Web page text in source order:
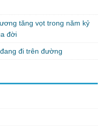
tăng vọt trong năm kỷ
đời
đi trên đường